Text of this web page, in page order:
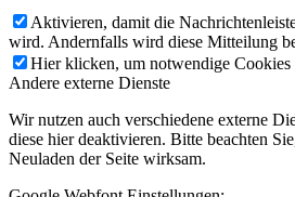
Aktivieren, damit die
wird. Andernfalls wird diese Mitteilung
Hier klicken, um notwendige
Andere externe Dienste
Wir nutzen auch verschiedene externe
diese hier deaktivieren. Bitte beachten
Neuladen der Seite wirksam.